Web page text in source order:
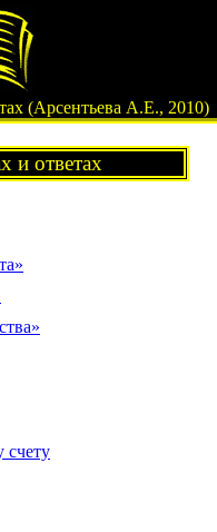
(Арсентьева А.Е., 2010)
и ответах
счету